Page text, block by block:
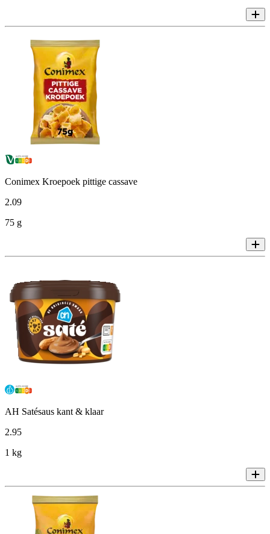
Conimex Kroepoek pittige cassave
2.09
75 g
AH Satésaus kant & klaar
2.95
1 kg